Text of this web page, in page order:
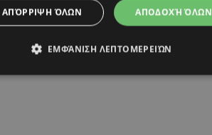
ΑΠΟΔΟΧΉ ΌΛΩΝ
ΑΠΌΡΡΙΨΗ ΌΛΩΝ
ΕΜΦΆΝΙΣΗ ΛΕΠΤΟΜΕΡΕΙΏΝ